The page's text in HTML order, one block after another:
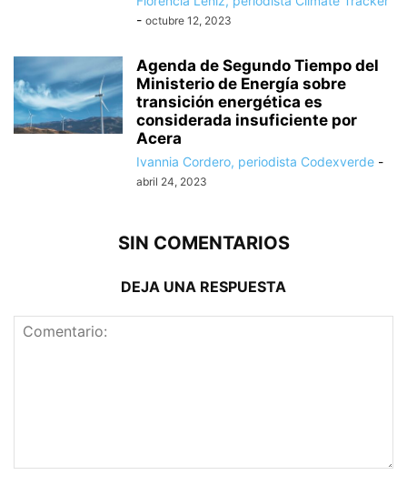
- octubre 12, 2023
Agenda de Segundo Tiempo del
Ministerio de Energía sobre
transición energética es
considerada insuficiente por
Acera
Ivannia Cordero, periodista Codexverde -
abril 24, 2023
SIN COMENTARIOS
DEJA UNA RESPUESTA